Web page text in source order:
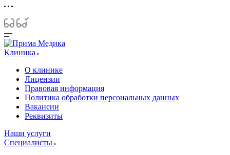
Клиника
О клинике
Лицензии
Правовая информация
Политика обработки персональных данных
Вакансии
Реквизиты
Наши услуги
Специалисты